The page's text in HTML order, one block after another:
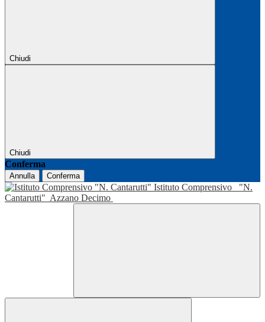
Chiudi
Chiudi
Conferma
Annulla Conferma
Istituto Comprensivo
"N.
Cantarutti" Azzano Decimo